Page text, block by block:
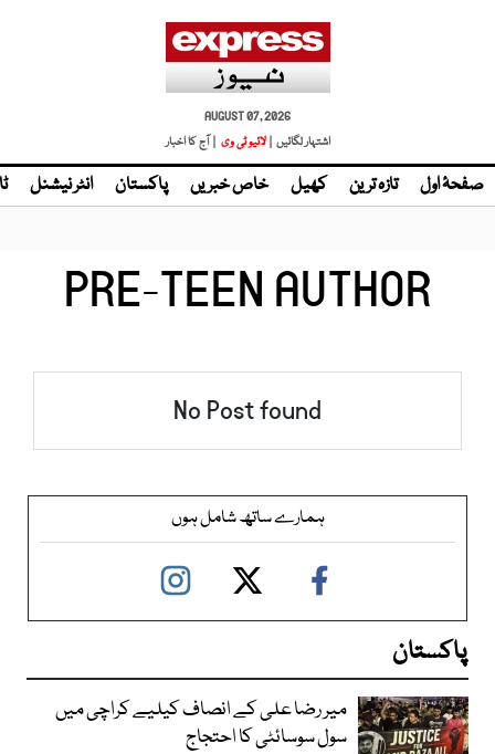
AUGUST 07, 2026
اشتہار لگائیں | لائیو ٹی وی | آج کا اخبار
صفحۂ اول تازہ ترین کھیل خاص خبریں پاکستان انٹر نیشنل
PRE-TEEN AUTHOR
No Post found
ہمارے ساتھ شامل ہوں
پاکستان
میر رضا علی کے انصاف کیلیے کراچی میں
سول سوسائٹی کا احتجاج